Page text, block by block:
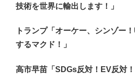
技術を世界に輸出します！」
トランプ「オーケー、シンゾー
するマクド！」
高市早苗「SDGs反対！EV反対